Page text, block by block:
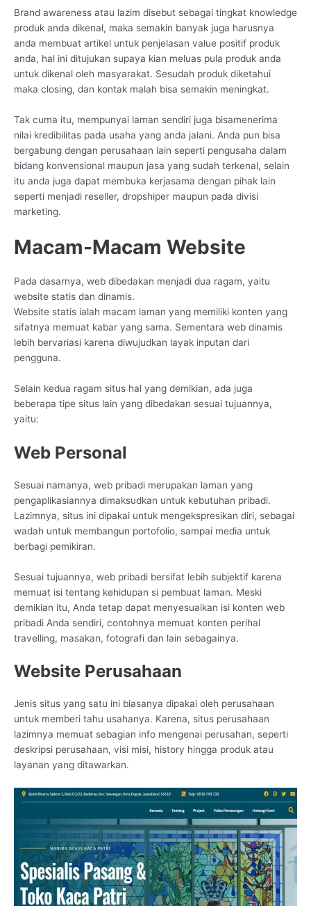
Brand awareness atau lazim disebut sebagai tingkat knowledge
produk anda dikenal, maka semakin banyak juga harusnya
anda membuat artikel untuk penjelasan value positif produk
anda, hal ini ditujukan supaya kian meluas pula produk anda
untuk dikenal oleh masyarakat. Sesudah produk diketahui
maka closing, dan kontak malah bisa semakin meningkat.
Tak cuma itu, mempunyai laman sendiri juga bisamenerima
nilai kredibilitas pada usaha yang anda jalani. Anda pun bisa
bergabung dengan perusahaan lain seperti pengusaha dalam
bidang konvensional maupun jasa yang sudah terkenal, selain
itu anda juga dapat membuka kerjasama dengan pihak lain
seperti menjadi reseller, dropshiper maupun pada divisi
marketing.
Macam-Macam Website
Pada dasarnya, web dibedakan menjadi dua ragam, yaitu
website statis dan dinamis.
Website statis ialah macam laman yang memiliki konten yang
sifatnya memuat kabar yang sama. Sementara web dinamis
lebih bervariasi karena diwujudkan layak inputan dari
pengguna.
Selain kedua ragam situs hal yang demikian, ada juga
beberapa tipe situs lain yang dibedakan sesuai tujuannya,
yaitu:
Web Personal
Sesuai namanya, web pribadi merupakan laman yang
pengaplikasiannya dimaksudkan untuk kebutuhan pribadi.
Lazimnya, situs ini dipakai untuk mengekspresikan diri, sebagai
wadah untuk membangun portofolio, sampai media untuk
berbagi pemikiran.
Sesuai tujuannya, web pribadi bersifat lebih subjektif karena
memuat isi tentang kehidupan si pembuat laman. Meski
demikian itu, Anda tetap dapat menyesuaikan isi konten web
pribadi Anda sendiri, contohnya memuat konten perihal
travelling, masakan, fotografi dan lain sebagainya.
Website Perusahaan
Jenis situs yang satu ini biasanya dipakai oleh perusahaan
untuk memberi tahu usahanya. Karena, situs perusahaan
lazimnya memuat sebagian info mengenai perusahan, seperti
deskripsi perusahaan, visi misi, history hingga produk atau
layanan yang ditawarkan.